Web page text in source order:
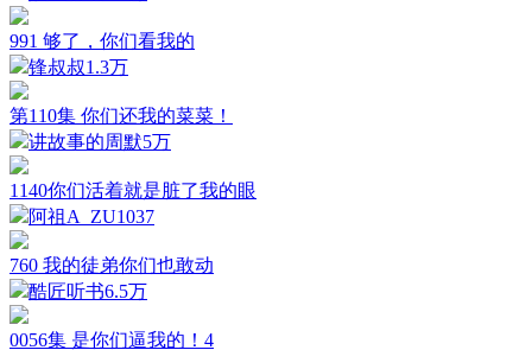
991 够了，你们看我的
锋叔叔1.3万
第110集 你们还我的菜菜！
讲故事的周默5万
1140你们活着就是脏了我的眼
阿祖A_ZU1037
760 我的徒弟你们也敢动
酷匠听书6.5万
0056集 是你们逼我的！4